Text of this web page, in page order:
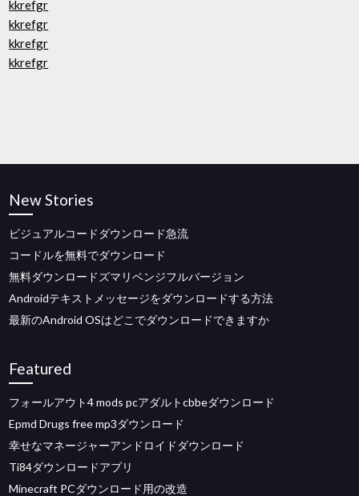
kkrefgr
kkrefgr
kkrefgr
kkrefgr
New Stories
ビジュアルコードダウンロード急流
コードルを無料でダウンロード
無料ダウンロードズマリベンジフルバージョン
Androidテキストメッセージをダウンロードする方法
最新のAndroid OSはどこでダウンロードできますか
Featured
フォールアウト4 mods pcアダルトcbbeダウンロード
Epmd Drugs free mp3ダウンロード
幸せなマネージャーアンドロイドダウンロード
Ti84ダウンロードアプリ
Minecraft PCダウンロード用の改造